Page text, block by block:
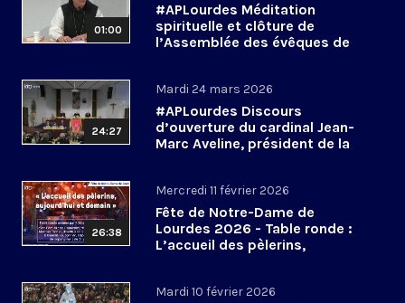
01:00
#APLourdes Méditation
spirituelle et clôture de
l’Assemblée des évêques de
24:27
Mardi 24 mars 2026
#APLourdes Discours
d’ouverture du cardinal Jean-
Marc Aveline, président de la
26:38
Mercredi 11 février 2026
Fête de Notre-Dame de
Lourdes 2026 - Table ronde :
L’accueil des pèlerins,
Mardi 10 février 2026